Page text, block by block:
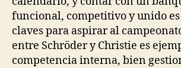
funcional, competitivo y unido es
claves para aspirar al
entre Schröder y Christie es
competencia interna, bien